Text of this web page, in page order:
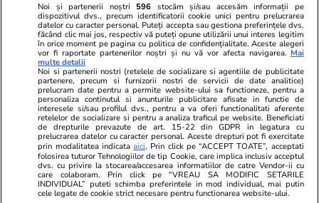
09:00
Țara e în vacanță. Tu de ce mai
muncești?
08:00
Noi și partenerii noștri 596 stocăm și/sau accesăm informații pe
dispozitivul dvs., precum identificatorii cookie unici pentru prelucrarea
datelor cu caracter personal. Puteți accepta sau gestiona preferințele dvs.
făcând clic mai jos, respectiv vă puteți opune utilizării unui interes legitim
în orice moment pe pagina cu politica de confidențialitate. Aceste alegeri
vor fi raportate partenerilor noștri și nu vă vor afecta navigarea. Mai
multe detalii
Noi si partenerii nostri (retelele de socializare si agentiile de publicitate
partenere, precum si furnizorii nostri de servicii de date analitice)
prelucram date pentru a permite website-ului sa functioneze, pentru a
personaliza continutul si anunturile publicitare afisate in functie de
interesele si/sau profilul dvs., pentru a va oferi functionalitati aferente
retelelor de socializare si pentru a analiza traficul pe website. Beneficiati
de drepturile prevazute de art. 15-22 din GDPR in legatura cu
prelucrarea datelor cu caracter personal. Aceste drepturi pot fi exercitate
prin modalitatea indicataaici. Prin click pe “ACCEPT TOATE”, acceptati
folosirea tuturor Tehnologiilor de tip Cookie, care implica inclusiv acceptul
dvs. cu privire la stocarea/accesarea informatiilor de catre Vendor-ii cu
care colaboram. Prin click pe “VREAU SA MODIFIC SETARILE
INDIVIDUAL” puteti schimba preferintele in mod individual, mai putin
cele legate de cookie strict necesare pentru functionarea website-ului.